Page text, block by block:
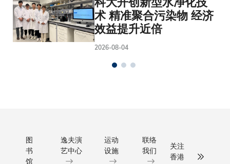
术 精准聚合污染物 经济
效益提升近倍
2026-08-04
图
书
馆
逸夫演
艺中心
运动
设施
联络
我们
关注
香港